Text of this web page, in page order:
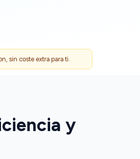
sin coste extra para ti.
y